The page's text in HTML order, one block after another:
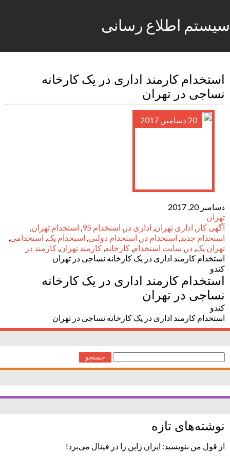
سیستم اطلاع رسانی
استخدام کارمند اداری در یک کارخانه
نساجی در تهران
20 دسامبر, 2017
دسامبر 20, 2017
تهران
آگهی کار , اداری تهران, اداری در , استخدام 95 , استخدام تهران,
استخدام جدید, استخدام در , استخدام دولتی, استخدام یک, استخدامی,
تهران یک, در , سایت استخدام, کارخانه, کارمند تهران, کارمند در
استخدام کارمند اداری در یک کارخانه نساجی در تهران
کندو
استخدام کارمند اداری در یک کارخانه
نساجی در تهران
کندو
استخدام کارمند اداری در یک کارخانه نساجی در تهران
جستجو
برای:
نوشته‌های تازه
از قول من بنویسید: ایران ژاپن را در فینال می‌برد!